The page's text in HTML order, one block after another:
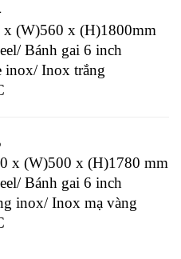
(W)560 x (H)1800mm
Bánh gai 6 inch
inox/ Inox trắng
x (W)500 x (H)1780 mm
Bánh gai 6 inch
inox/ Inox mạ vàng